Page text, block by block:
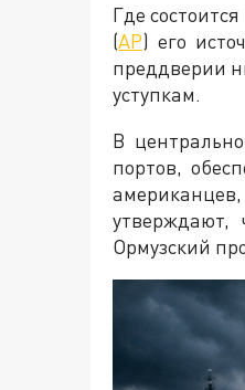
Где
(AP) его
преддверии
уступкам.
В
портов,
американцев,
утверждают,
Ормузский